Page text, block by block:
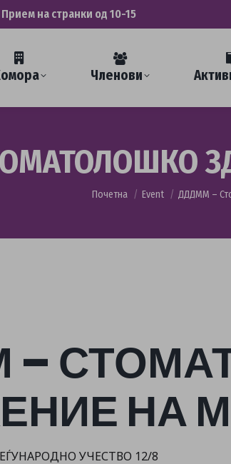
на странки од 10-15
Членови
You are here:
Почетна Event ДДДММ –
–
НА
УЧЕСТВО 12/8